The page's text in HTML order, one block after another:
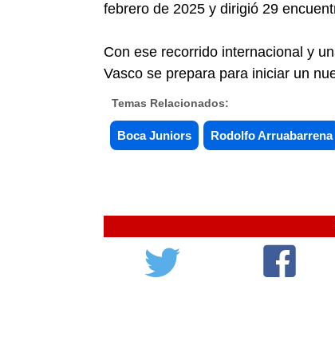
febrero de 2025 y dirigió 29
Con ese recorrido internacional y
Vasco se prepara para iniciar un
Temas Relacionados:
Boca Juniors Rodolfo Arruabarrena